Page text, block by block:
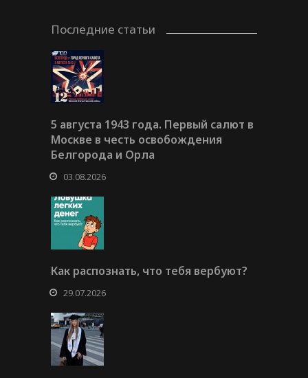
Последние статьи
5 августа 1943 года. Первый салют в
Москве в честь освобождения
Белгорода и Орла
03.08.2026
Как распознать, что тебя вербуют?
29.07.2026